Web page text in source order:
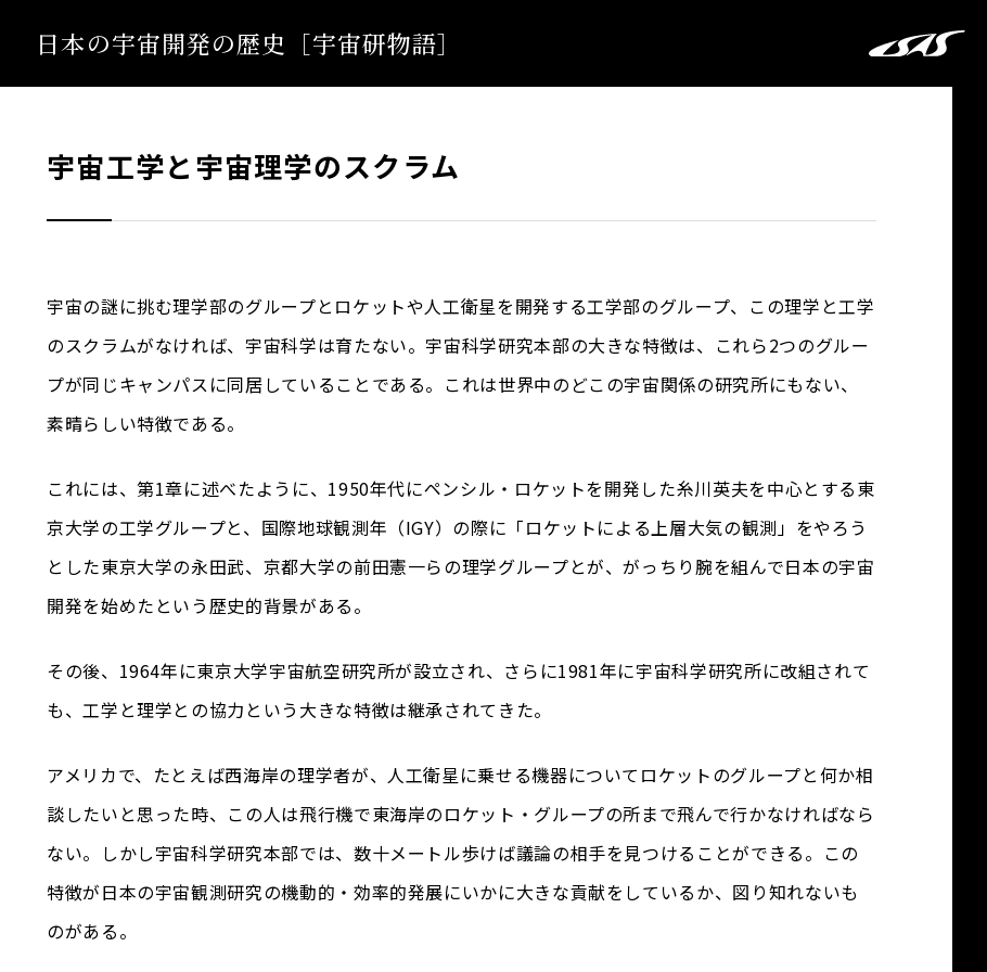
日本の宇宙開発の歴史 ［宇宙研物語］
宇宙工学と宇宙理学のスクラム
宇宙の謎に挑む理学部のグループとロケットや人工衛星を開発する工学部のグループ、この理学と工学
のスクラムがなければ、宇宙科学は育たない。宇宙科学研究本部の大きな特徴は、これら2つのグルー
プが同じキャンパスに同居していることである。これは世界中のどこの宇宙関係の研究所にもない、
素晴らしい特徴である。
これには、第1章に述べたように、1950年代にペンシル・ロケットを開発した糸川英夫を中心とする東
京大学の工学グループと、国際地球観測年（IGY）の際に「ロケットによる上層大気の観測」をやろう
とした東京大学の永田武、京都大学の前田憲一らの理学グループとが、がっちり腕を組んで日本の宇宙
開発を始めたという歴史的背景がある。
その後、1964年に東京大学宇宙航空研究所が設立され、さらに1981年に宇宙科学研究所に改組されて
も、工学と理学との協力という大きな特徴は継承されてきた。
アメリカで、たとえば西海岸の理学者が、人工衛星に乗せる機器についてロケットのグループと何か相
談したいと思った時、この人は飛行機で東海岸のロケット・グループの所まで飛んで行かなければなら
ない。しかし宇宙科学研究本部では、数十メートル歩けば議論の相手を見つけることができる。この
特徴が日本の宇宙観測研究の機動的・効率的発展にいかに大きな貢献をしているか、図り知れないも
のがある。